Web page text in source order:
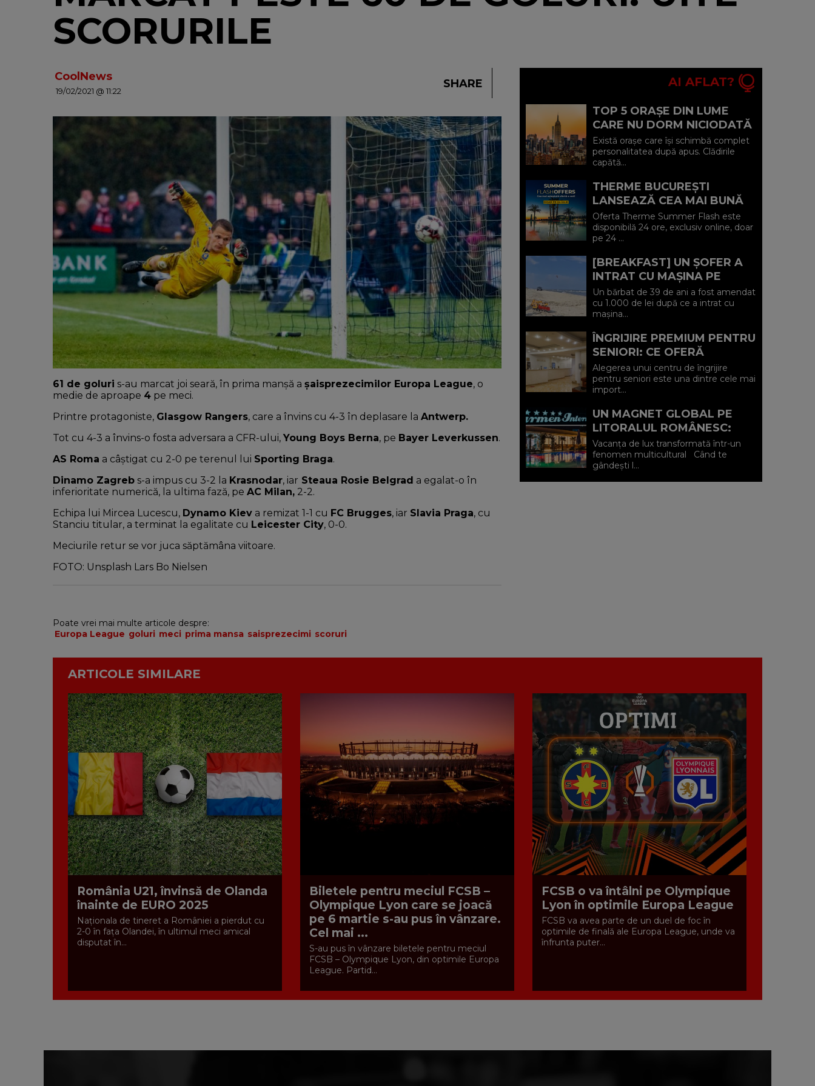
SCORURILE
CoolNews
19/02/2021 @ 11:22
SHARE
61 de goluri s-au marcat joi seară, în prima manșă a șaisprezecimilor Europa League, o
medie de aproape 4 pe meci.
Printre protagoniste, Glasgow Rangers, care a învins cu 4-3 în deplasare la Antwerp.
Tot cu 4-3 a învins-o fosta adversara a CFR-ului, Young Boys Berna, pe Bayer Leverkussen.
AS Roma a câștigat cu 2-0 pe terenul lui Sporting Braga.
Dinamo Zagreb s-a impus cu 3-2 la Krasnodar, iar Steaua Rosie Belgrad a egalat-o în
inferioritate numerică, la ultima fază, pe AC Milan, 2-2.
Echipa lui Mircea Lucescu, Dynamo Kiev a remizat 1-1 cu FC Brugges, iar Slavia Praga, cu
Stanciu titular, a terminat la egalitate cu Leicester City, 0-0.
Meciurile retur se vor juca săptămâna viitoare.
FOTO: Unsplash Lars Bo Nielsen
Poate vrei mai multe articole despre:
Europa League goluri meci prima mansa saisprezecimi scoruri
AI AFLAT?
TOP 5 ORAȘE DIN LUME
CARE NU DORM NICIODATĂ
ȘI POVEȘTILE DIN SPATELE
CELOR MAI CELEBRE
BULEVARDE DE ...
Există orașe care își schimbă complet
personalitatea după apus. Clădirile
capătă...
THERME BUCUREȘTI
LANSEAZĂ CEA MAI BUNĂ
OFERTĂ A VERII: MINUS 20%
LA VOUCHERE, DOAR PE 24
IULIE (P)...
Oferta Therme Summer Flash este
disponibilă 24 ore, exclusiv online, doar
pe 24 ...
[BREAKFAST] UN ȘOFER A
INTRAT CU MAȘINA PE
PLAJA DIN VADU ȘI A FOST
AMENDAT.
Un bărbat de 39 de ani a fost amendat
cu 1.000 de lei după ce a intrat cu
mașina...
ÎNGRIJIRE PREMIUM PENTRU
SENIORI: CE OFERĂ
CENTRUL AFFINITY LIFE
CARE (P)
Alegerea unui centru de îngrijire
pentru seniori este una dintre cele mai
import...
UN MAGNET GLOBAL PE
LITORALUL ROMÂNESC:
HOTEL CARMEN
INTERNATIONAL 5★ DIN
VENUS (P)
Vacanța de lux transformată într-un
fenomen multicultural Când te
gândești l...
ARTICOLE SIMILARE
România U21, învinsă de Olanda
înainte de EURO 2025
Naționala de tineret a României a pierdut cu
2-0 în fața Olandei, în ultimul meci amical
disputat în...
Biletele pentru meciul FCSB –
Olympique Lyon care se joacă
pe 6 martie s-au pus în vânzare.
Cel mai ...
S-au pus în vânzare biletele pentru meciul
FCSB – Olympique Lyon, din optimile Europa
League. Partid...
FCSB o va întâlni pe Olympique
Lyon în optimile Europa League
FCSB va avea parte de un duel de foc în
optimile de finală ale Europa League, unde va
înfrunta puter...